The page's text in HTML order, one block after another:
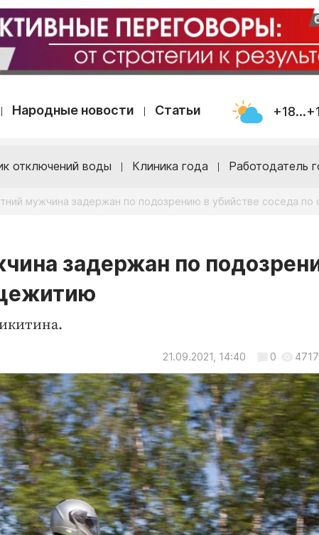
Народные новости Статьи
отключений воды Клиника года Работодатель
мужчина задержан по подозрению в убийстве соседа
задержан по
21.09.2021, 14:40 0 4717